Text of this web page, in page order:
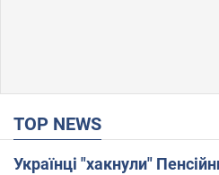
TOP NEWS
Українці "хакнули"